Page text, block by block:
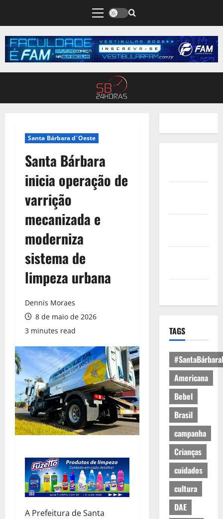
Santa Bárbara d´Oeste
Santa Bárbara
inicia operação de
varrição
mecanizada e
moderniza
sistema de
limpeza urbana
Dennis Moraes
8 de maio de 2026
3 minutes read
A Prefeitura de Santa
TAGS
Americana
Bebel
Brasil
campanha
Crianças
cuidados
cultura
DAE